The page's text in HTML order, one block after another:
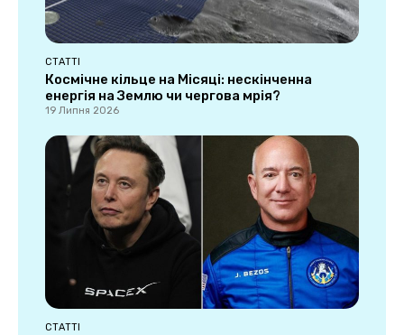
СТАТТІ
Космічне кільце на Місяці: нескінченна
енергія на Землю чи чергова мрія?
19 Липня 2026
СТАТТІ